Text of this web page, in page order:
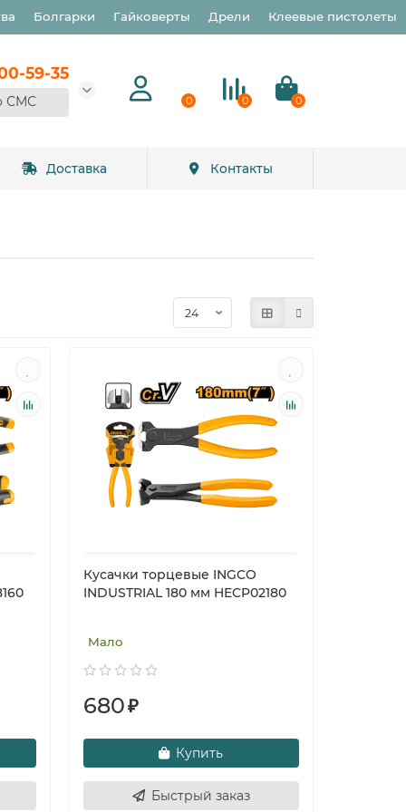
Болгарки Гайковерты Дрели Клеевые пистолеты
59-35
СМС 0 0 0
Доставка Контакты
Кусачки торцевые INGCO
INDUSTRIAL 180 мм HECP02180
Мало
680₽
Купить
Быстрый заказ